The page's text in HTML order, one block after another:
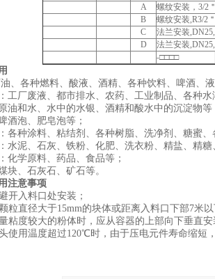
A
螺纹安装，3/2
B
螺纹安装,R3/2
C
法兰安装
D
法兰安装
-□□□□
、各种燃料、酸液、酒精、各种饮料、啤酒、液
工厂废液、都市排水、农药、工业制品、各种水
油和水、水中的水银、酒精和酸水中的沉淀物等
酒泡、肥皂泡等；
各种涂料、粘结剂、各种树脂、洗净剂、糖蜜、
水泥、石灰、铁粉、化肥、洗衣粉、精盐、精糖
化学原料、药品、食品等；
块、石灰石、矿石等。
注意事项
开入料口处安装；
粒直径大于15mm的块体或距离入料口下部7米
粘度较大的粉体时，应从容器的上部向下垂直安
使用温度超过120℃时，由于压电元件寿命缩短